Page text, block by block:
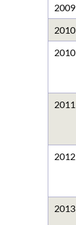
2009
2010
2010
2011
2012
2013